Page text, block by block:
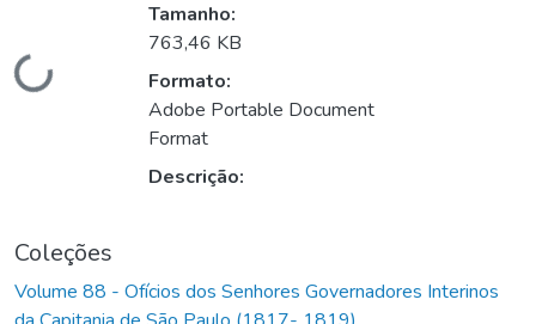
Carregando...
Tamanho:
763,46 KB
Formato:
Adobe Portable Document
Format
Descrição:
Coleções
Volume 88 - Ofícios dos Senhores Governadores Interinos